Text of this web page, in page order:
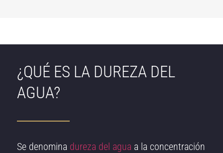
¿QUÉ ES LA DUREZA DEL
AGUA?
Se denomina dureza del agua a la concentración